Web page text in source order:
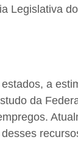
Legislativa
a
da